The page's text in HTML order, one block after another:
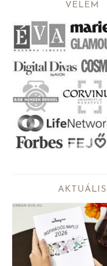
VELEM
AKTUÁLIS